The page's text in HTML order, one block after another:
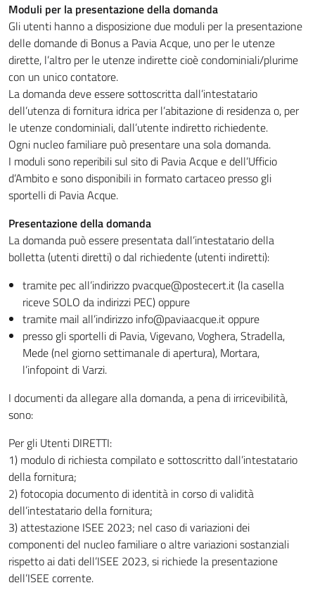
Moduli per la presentazione della domanda
Gli utenti hanno a disposizione due moduli per la presentazione
delle domande di Bonus a Pavia Acque, uno per le utenze
dirette, l’altro per le utenze indirette cioè condominiali/plurime
con un unico contatore.
La domanda deve essere sottoscritta dall’intestatario
dell’utenza di fornitura idrica per l’abitazione di residenza o, per
le utenze condominiali, dall’utente indiretto richiedente.
Ogni nucleo familiare può presentare una sola domanda.
I moduli sono reperibili sul sito di Pavia Acque e dell’Ufficio
d’Ambito e sono disponibili in formato cartaceo presso gli
sportelli di Pavia Acque.
Presentazione della domanda
La domanda può essere presentata dall’intestatario della
bolletta (utenti diretti) o dal richiedente (utenti indiretti):
tramite pec all’indirizzo pvacque@postecert.it (la casella
riceve SOLO da indirizzi PEC) oppure
tramite mail all’indirizzo info@paviaacque.it oppure
presso gli sportelli di Pavia, Vigevano, Voghera, Stradella,
Mede (nel giorno settimanale di apertura), Mortara,
l’infopoint di Varzi.
I documenti da allegare alla domanda, a pena di irricevibilità,
sono:
Per gli Utenti DIRETTI:
1) modulo di richiesta compilato e sottoscritto dall’intestatario
della fornitura;
2) fotocopia documento di identità in corso di validità
dell’intestatario della fornitura;
3) attestazione ISEE 2023; nel caso di variazioni dei
componenti del nucleo familiare o altre variazioni sostanziali
rispetto ai dati dell’ISEE 2023, si richiede la presentazione
dell’ISEE corrente.